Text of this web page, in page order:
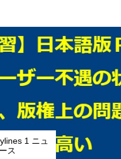
1 ニュ
ース